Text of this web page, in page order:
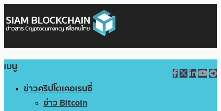
เมนู
ข่าวคริปโตเคอเรนซี่
ข่าว Bitcoin